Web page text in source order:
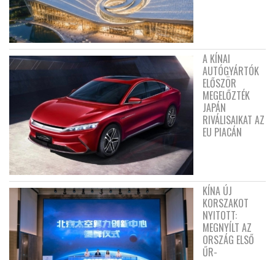
A KÍNAI
AUTÓGYÁRTÓK
ELŐSZÖR
MEGELŐZTÉK
JAPÁN
RIVÁLISAIKAT AZ
EU PIACÁN
KÍNA ÚJ
KORSZAKOT
NYITOTT:
MEGNYÍLT AZ
ORSZÁG ELSŐ
ŰR-